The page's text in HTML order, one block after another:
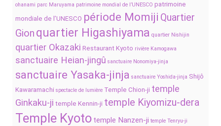
ohanami parc Maruyama patrimoine mondial de l’UNESCO patrimoine
mondiale de l’UNESCO période Momiji Quartier
Gion quartier Higashiyama quartier Nishijin
quartier Okazaki Restaurant Kyoto rivière Kamogawa
sanctuaire Heian-jingû sanctuaire Nonomiya-jinja
sanctuaire Yasaka-jinja sanctuaire Yoshida-jinja Shijô
Kawaramachi spectacle de lumière Temple Chion-ji temple
Ginkaku-ji temple Kennin-ji temple Kiyomizu-dera
Temple Kyoto temple Nanzen-ji temple Tenryu-ji